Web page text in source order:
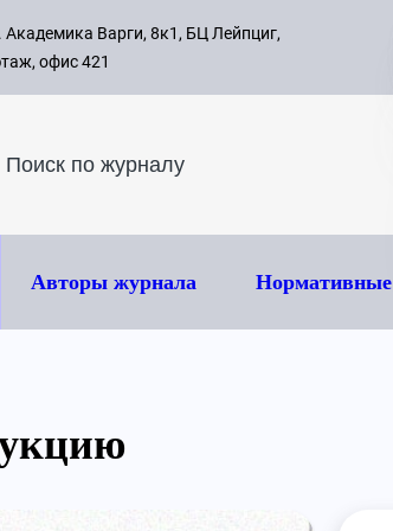
с 09:00
8 495
Академика Варги, 8к1, БЦ Лейпциг,
офис 421
Авторы журнала